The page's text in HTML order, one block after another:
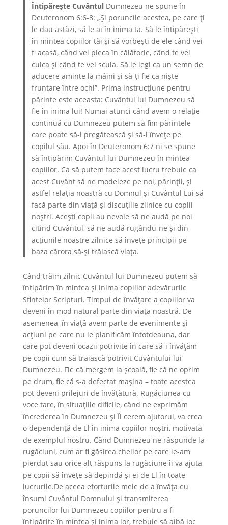
Întipăreşte Cuvântul Dumnezeu ne spune în
Deuteronom 6:6-8: „Şi poruncile acestea, pe care ţi
le dau astăzi, să le ai în inima ta. Să le întipăreşti
în mintea copiilor tăi şi să vorbeşti de ele când vei
fi acasă, când vei pleca în călătorie, când te vei
culca şi când te vei scula. Să le legi ca un semn de
aducere aminte la mâini şi să-ţi fie ca nişte
fruntare între ochi”. Prima instrucțiune pentru
părinte este aceasta: Cuvântul lui Dumnezeu să
fie în inima lui! Numai atunci când avem o relație
continuă cu Dumnezeu putem să fim părintele
care poate să-l pregătească şi să-l învețe pe
copilul său. Apoi în Deuteronom 6:7 ni se spune
să întipărim Cuvântul lui Dumnezeu în mintea
copiilor. Ca să putem face acest lucru trebuie ca
acest Cuvânt să ne modeleze pe noi, părinții, și
astfel relația noastră cu Domnul și Cuvântul Lui să
facă parte din viață și discuțiile zilnice cu copiii
noștri. Acești copii au nevoie să ne audă pe noi
citind Cuvântul, să ne audă rugându-ne şi din
acțiunile noastre zilnice să înveţe principii pe
baza cărora să-şi trăiască viața.
Când trăim zilnic Cuvântul lui Dumnezeu putem să
întipărim în mintea și inima copiilor adevărurile
Sfintelor Scripturi. Timpul de învăţare a copiilor va
deveni în mod natural parte din viața noastră. De
asemenea, în viață avem parte de evenimente şi
acțiuni pe care nu le planificăm întotdeauna, dar
care pot deveni ocazii potrivite în care să-i învățăm
pe copii cum să trăiască potrivit Cuvântului lui
Dumnezeu. Fie că mergem la școală, fie că ne oprim
pe drum, fie că s-a defectat mașina – toate acestea
pot deveni prilejuri de învățătură. Rugăciunea cu
voce tare, în situațiile dificile, când ne exprimăm
încrederea în Dumnezeu şi Îi cerem ajutorul, va crea
o dependență de El în inima copiilor noștri, motivată
de exemplul nostru. Când Dumnezeu ne răspunde la
rugăciuni, cum ar fi găsirea cheilor pe care le-am
pierdut sau orice alt răspuns la rugăciune îi va ajuta
pe copii să înveţe să depindă şi ei de El în toate
lucrurile.De aceea eforturile mele de a învăța eu
însumi Cuvântul Domnului și transmiterea
poruncilor lui Dumnezeu copiilor pentru a fi
întipărite în mintea și inima lor, trebuie să aibă loc